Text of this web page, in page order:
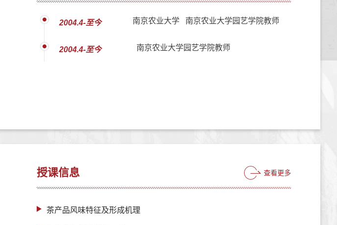
2004.4-至今 南京农业大学 南京农业大学园艺学院教师
2004.4-至今 南京农业大学园艺学院教师
授课信息 查看更多
茶产品风味特征及形成机理